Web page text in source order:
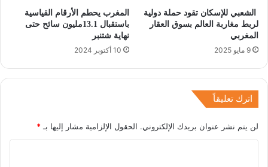
الشعبي للإسكان تقود حملة دولية
لربط مغاربة العالم بسوق العقار
المغربي
9 مايو 2025
المغرب يحطم الأرقام القياسية
باستقبال 13.1مليون سائح حتى
نهاية شتنبر
10 أكتوبر 2024
اترك تعليقاً
لن يتم نشر عنوان بريدك الإلكتروني. الحقول الإلزامية مشار إليها بـ*